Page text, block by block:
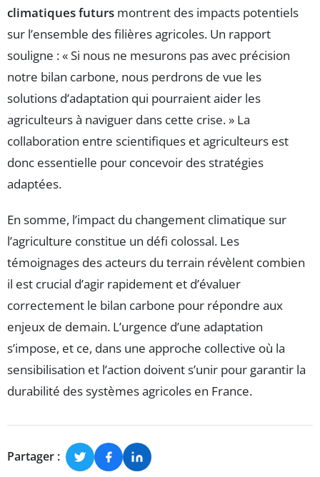
climatiques futurs montrent des impacts potentiels
sur l’ensemble des filières agricoles. Un rapport
souligne : « Si nous ne mesurons pas avec précision
notre bilan carbone, nous perdrons de vue les
solutions d’adaptation qui pourraient aider les
agriculteurs à naviguer dans cette crise. » La
collaboration entre scientifiques et agriculteurs est
donc essentielle pour concevoir des stratégies
adaptées.
En somme, l’impact du changement climatique sur
l’agriculture constitue un défi colossal. Les
témoignages des acteurs du terrain révèlent combien
il est crucial d’agir rapidement et d’évaluer
correctement le bilan carbone pour répondre aux
enjeux de demain. L’urgence d’une adaptation
s’impose, et ce, dans une approche collective où la
sensibilisation et l’action doivent s’unir pour garantir la
durabilité des systèmes agricoles en France.
Partager :